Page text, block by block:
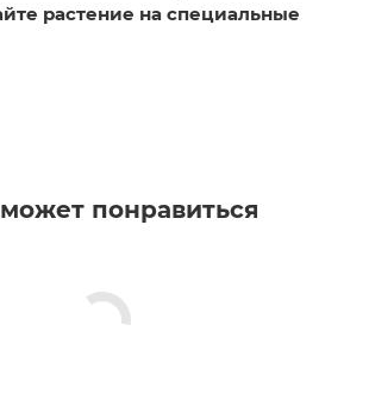
растение на специальные
понравиться